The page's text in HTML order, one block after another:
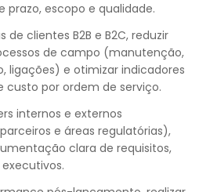
escopo e qualidade.
de clientes B2B e B2C, reduzir
de campo (manutenção,
ligações) e otimizar indicadores
custo por ordem de serviço.
internos e externos
e áreas regulatórias),
clara de requisitos,
executivos.